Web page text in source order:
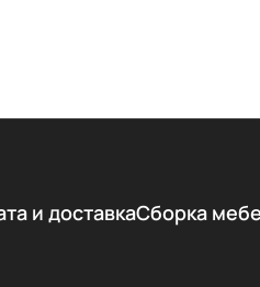
и доставкаСборка